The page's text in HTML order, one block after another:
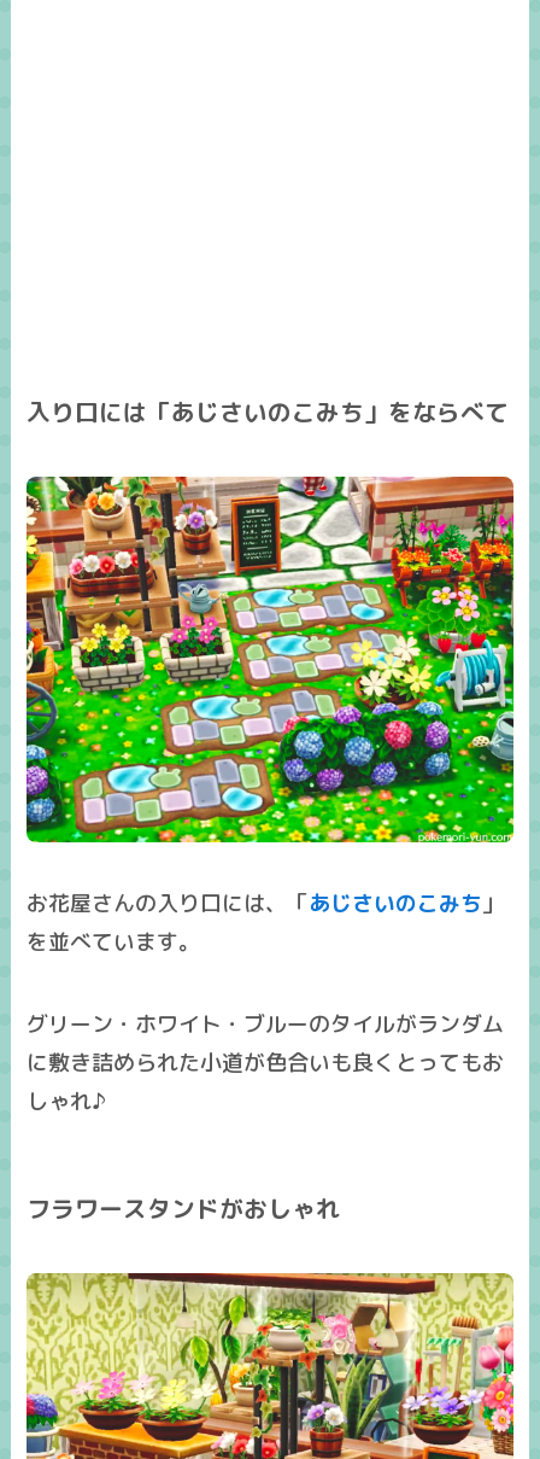
入り口には「あじさいのこみち」をならべて
お花屋さんの入り口には、「あじさいのこみち」
を並べています。
グリーン・ホワイト・ブルーのタイルがランダム
に敷き詰められた小道が色合いも良くとってもお
しゃれ♪
フラワースタンドがおしゃれ